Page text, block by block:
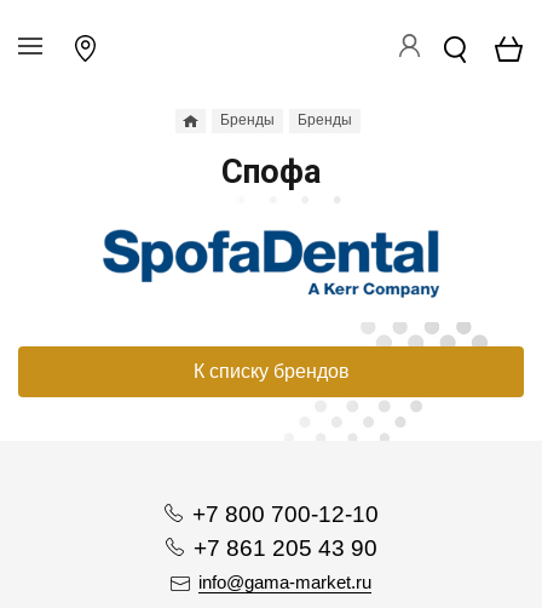
Бренды Бренды
Спофа
К списку брендов
+7 800 700-12-10
+7 861 205 43 90
info@gama-market.ru